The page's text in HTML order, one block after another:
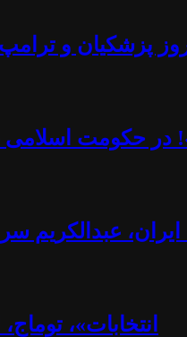
پزشکیان و
در حکومت
ایران،
«انتخابات»،